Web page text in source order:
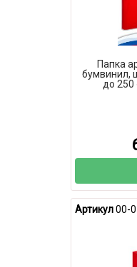
Папка
бумвинил,
до 250
Артикул00-